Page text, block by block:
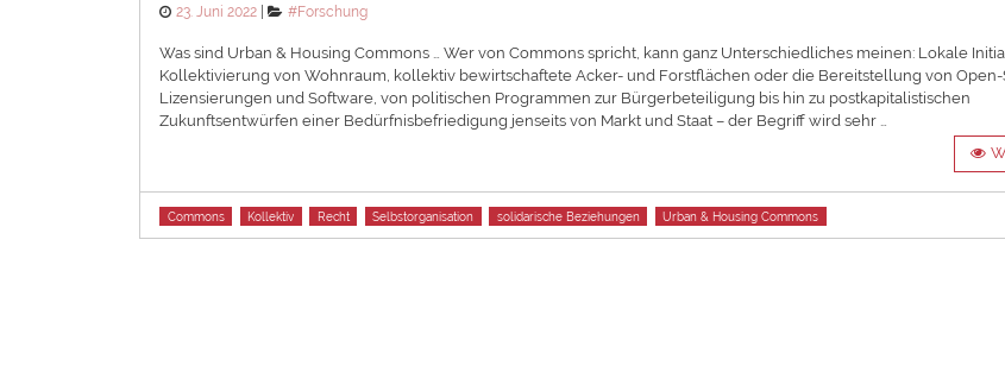
Posted
23. Juni 2022 Categories
#Forschung
Was sind Urban & Housing Commons … Wer von Commons spricht, kann ganz Unterschiedliches meinen: Lokale
Kollektivierung von Wohnraum, kollektiv bewirtschaftete Acker- und Forstflächen oder die Bereitstellung von
Lizensierungen und Software, von politischen Programmen zur Bürgerbeteiligung bis hin zu postkapitalistischen
Zukunftsentwürfen einer Bedürfnisbefriedigung jenseits von Markt und Staat – der Begriff wird sehr …
Tags
Commons Kollektiv Recht Selbstorganisation solidarische Beziehungen Urban & Housing Commons